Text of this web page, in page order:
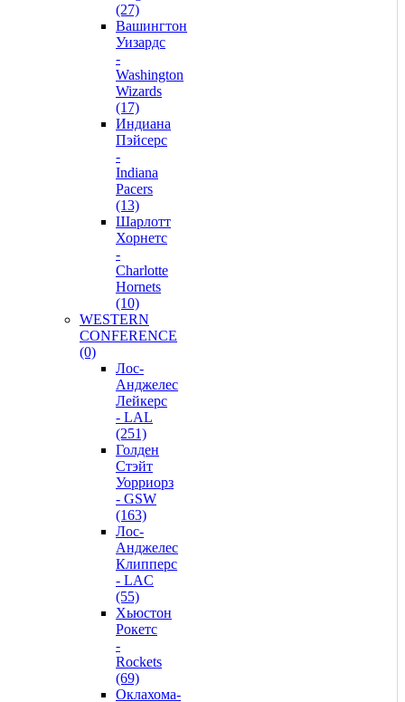
(27)
Вашингтон
Уизардс
-
Washington
Wizards
(17)
Индиана
Пэйсерс
-
Indiana
Pacers
(13)
Шарлотт
Хорнетс
-
Charlotte
Hornets
(10)
WESTERN
CONFERENCE
(0)
Лос-
Анджелес
Лейкерс
- LAL
(251)
Голден
Стэйт
Уорриорз
- GSW
(163)
Лос-
Анджелес
Клипперс
- LAC
(55)
Хьюстон
Рокетс
-
Rockets
(69)
Оклахома-